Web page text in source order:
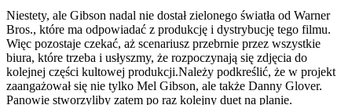
Niestety, ale Gibson nadal nie dostał zielonego światła od Warner
Bros., które ma odpowiadać z produkcję i dystrybucję tego filmu.
Więc pozostaje czekać, aż scenariusz przebrnie przez wszystkie
biura, które trzeba i usłyszmy, że rozpoczynają się zdjęcia do
kolejnej części kultowej produkcji.Należy podkreślić, że w projekt
zaangażował się nie tylko Mel Gibson, ale także Danny Glover.
Panowie stworzyliby zatem po raz kolejny duet na planie.